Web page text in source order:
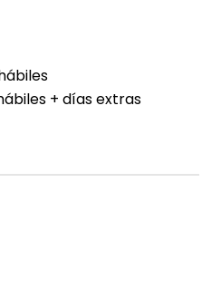
+ días extras